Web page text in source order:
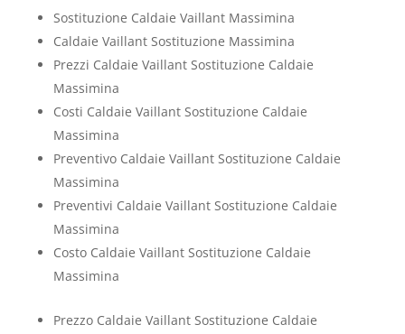
Sostituzione Caldaie Vaillant Massimina
Caldaie Vaillant Sostituzione Massimina
Prezzi Caldaie Vaillant Sostituzione Caldaie
Massimina
Costi Caldaie Vaillant Sostituzione Caldaie
Massimina
Preventivo Caldaie Vaillant Sostituzione Caldaie
Massimina
Preventivi Caldaie Vaillant Sostituzione Caldaie
Massimina
Costo Caldaie Vaillant Sostituzione Caldaie
Massimina
Prezzo Caldaie Vaillant Sostituzione Caldaie